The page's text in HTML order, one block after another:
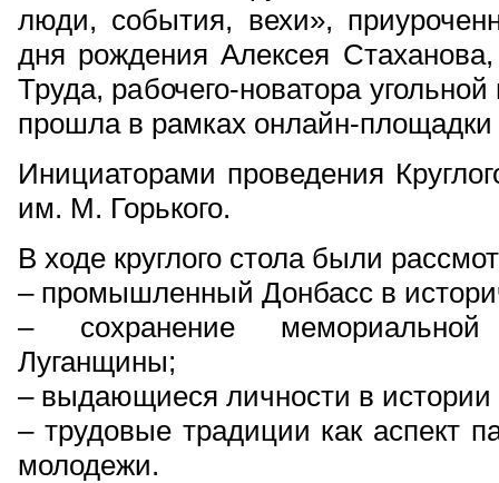
люди, события, вехи»,
дня рождения Алексея
Труда, рабочего-новатора
прошла в рамках онлайн-
Инициаторами проведения
им. М. Горького.
В ходе круглого стола были
– промышленный Донбасс в
– сохранение
Луганщины;
– выдающиеся личности в
– трудовые традиции как аспект
молодежи.